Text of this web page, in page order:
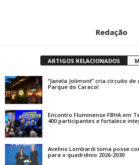
Redação
ARTIGOS RELACIONADOS
“Janela Jolimont” cria circuito
Parque do Caracol
Encontro Fluminense FBHA em
400 participantes e fortalece
Avelino Lombardi toma posse
para o quadriênio 2026-2030